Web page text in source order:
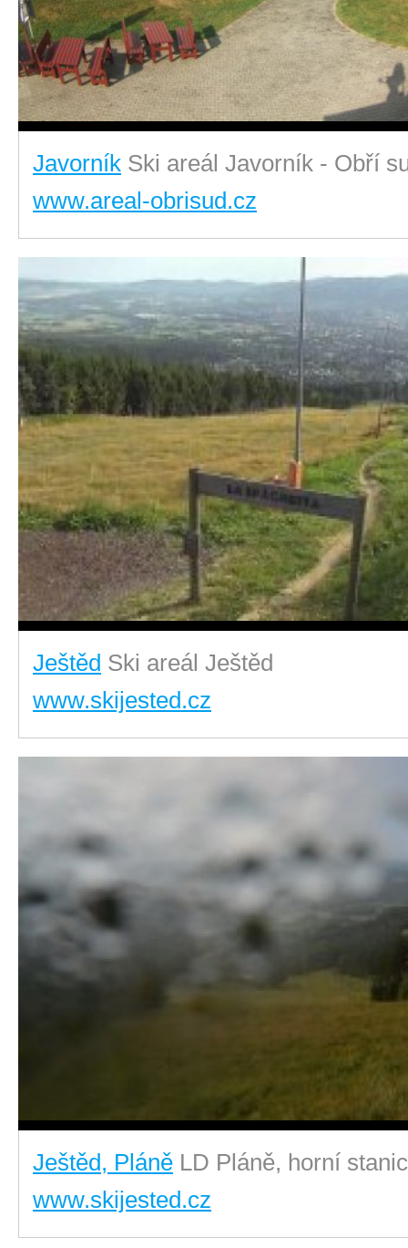
Javorník Ski areál Javorník - Obří
www.areal-obrisud.cz
Ještěd Ski areál Ještěd
www.skijested.cz
Ještěd, Pláně LD Pláně, horní
www.skijested.cz